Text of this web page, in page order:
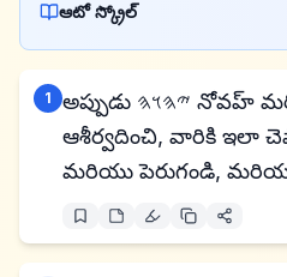
ఆటో స్క్రోల్
1
అప్పుడు 𐤉𐤄𐤅𐤄 నోవహ్ మరియు అతని కుమారులను
ఆశీర్వదించి, వారికి ఇలా
మరియు పెరుగండి,